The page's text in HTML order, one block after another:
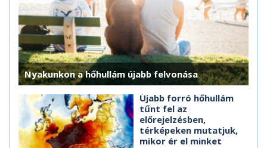
Nyakunkon a hőhullám újabb felvonása
Újabb forró hőhullám
tűnt fel az
előrejelzésben,
térképeken mutatjuk,
mikor ér el minket